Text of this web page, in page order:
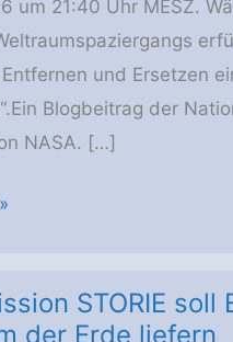
um 21:40 Uhr MESZ.
und Ersetzen
Blogbeitrag der
NASA. […]
STORIE
der Erde liefern